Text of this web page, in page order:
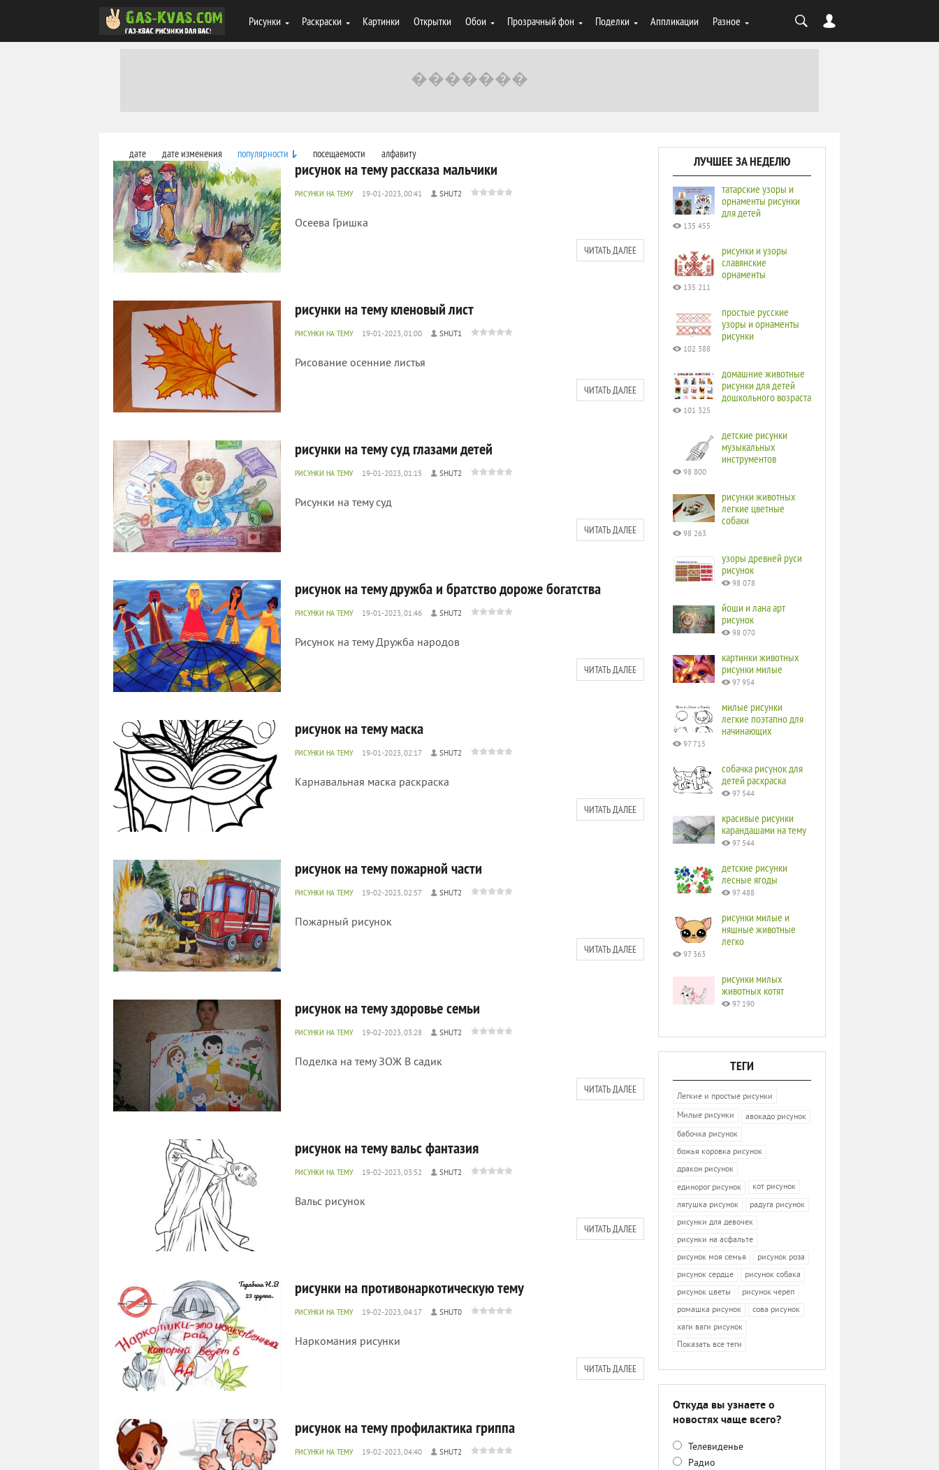
Рисунки Раскраски Картинки Открытки Обои Прозрачный фон Поделки Аппликации Разное
дате дате изменения популярности посещаемости алфавиту
рисунок на тему рассказа мальчики
РИСУНКИ НА ТЕМУ 19-01-2023, 00:41 SHUT2
Осеева Гришка
ЧИТАТЬ ДАЛЕЕ
рисунки на тему кленовый лист
РИСУНКИ НА ТЕМУ 19-01-2023, 01:00 SHUT1
Рисование осенние листья
ЧИТАТЬ ДАЛЕЕ
рисунки на тему суд глазами детей
РИСУНКИ НА ТЕМУ 19-01-2023, 01:15 SHUT2
Рисунки на тему суд
ЧИТАТЬ ДАЛЕЕ
рисунок на тему дружба и братство дороже богатства
РИСУНКИ НА ТЕМУ 19-01-2023, 01:46 SHUT2
Рисунок на тему Дружба народов
ЧИТАТЬ ДАЛЕЕ
рисунок на тему маска
РИСУНКИ НА ТЕМУ 19-01-2023, 02:17 SHUT2
Карнавальная маска раскраска
ЧИТАТЬ ДАЛЕЕ
рисунок на тему пожарной части
РИСУНКИ НА ТЕМУ 19-02-2023, 02:57 SHUT2
Пожарный рисунок
ЧИТАТЬ ДАЛЕЕ
рисунок на тему здоровье семьи
РИСУНКИ НА ТЕМУ 19-02-2023, 03:28 SHUT2
Поделка на тему ЗОЖ В садик
ЧИТАТЬ ДАЛЕЕ
рисунок на тему вальс фантазия
РИСУНКИ НА ТЕМУ 19-02-2023, 03:52 SHUT2
Вальс рисунок
ЧИТАТЬ ДАЛЕЕ
рисунки на противонаркотическую тему
РИСУНКИ НА ТЕМУ 19-02-2023, 04:17 SHUT0
Наркомания рисунки
ЧИТАТЬ ДАЛЕЕ
рисунок на тему профилактика гриппа
РИСУНКИ НА ТЕМУ 19-02-2023, 04:40 SHUT2
ЛУЧШЕЕ ЗА НЕДЕЛЮ
татарские узоры и
орнаменты рисунки
для детей
135 455
рисунки и узоры
славянские
орнаменты
135 211
простые русские
узоры и орнаменты
рисунки
102 388
домашние животные
рисунки для детей
дошкольного возраста
101 325
детские рисунки
музыкальных
инструментов
98 800
рисунки животных
легкие цветные
собаки
98 263
узоры древней руси
рисунок
98 078
йоши и лана арт
рисунок
98 070
картинки животных
рисунки милые
97 954
милые рисунки
легкие поэтапно для
начинающих
97 715
собачка рисунок для
детей раскраска
97 544
красивые рисунки
карандашами на тему
97 544
детские рисунки
лесные ягоды
97 488
рисунки милые и
няшные животные
легко
97 363
рисунки милых
животных котят
97 190
ТЕГИ
Легкие и простые рисунки
Милые рисунки
авокадо рисунок
бабочка рисунок
божья коровка рисунок
дракон рисунок
единорог рисунок
кот рисунок
лягушка рисунок
радуга рисунок
рисунки для девочек
рисунки на асфальте
рисунок моя семья
рисунок роза
рисунок сердце
рисунок собака
рисунок цветы
рисунок череп
ромашка рисунок
сова рисунок
хаги ваги рисунок
Показать все теги
Откуда вы узнаете о
новостях чаще всего?
Телевиденье
Радио